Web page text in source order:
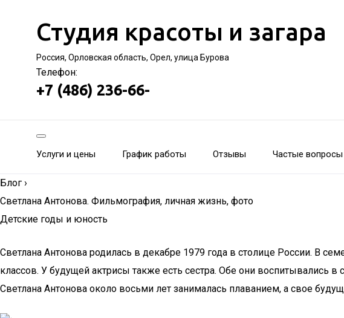
Студия красоты и загара
Россия, Орловская область, Орел, улица Бурова
Телефон:
+7 (486) 236-66-
Услуги и цены График работы Отзывы Частые вопросы
Блог ›
Светлана Антонова. Фильмография, личная жизнь, фото
Детские годы и юность
Светлана Антонова родилась в декабре 1979 года в столице России. В
классов. У будущей актрисы также есть сестра. Обе они воспитывались
Светлана Антонова около восьми лет занималась плаванием, а свое